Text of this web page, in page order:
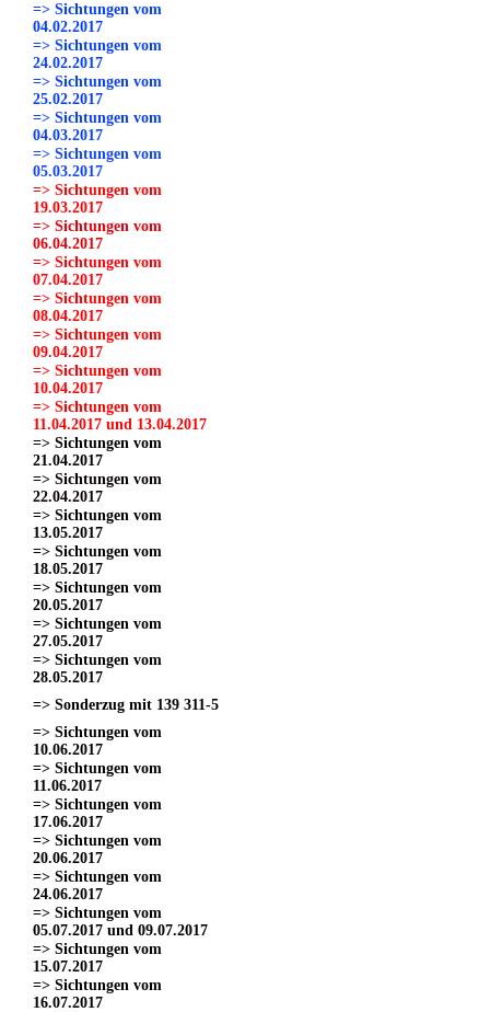
=> Sichtungen vom
04.02.2017
=> Sichtungen vom
24.02.2017
=> Sichtungen vom
25.02.2017
=> Sichtungen vom
04.03.2017
=> Sichtungen vom
05.03.2017
=> Sichtungen vom
19.03.2017
=> Sichtungen vom
06.04.2017
=> Sichtungen vom
07.04.2017
=> Sichtungen vom
08.04.2017
=> Sichtungen vom
09.04.2017
=> Sichtungen vom
10.04.2017
=> Sichtungen vom
11.04.2017 und 13.04.2017
=> Sichtungen vom
21.04.2017
=> Sichtungen vom
22.04.2017
=> Sichtungen vom
13.05.2017
=> Sichtungen vom
18.05.2017
=> Sichtungen vom
20.05.2017
=> Sichtungen vom
27.05.2017
=> Sichtungen vom
28.05.2017
=> Sonderzug mit 139 311-5
=> Sichtungen vom
10.06.2017
=> Sichtungen vom
11.06.2017
=> Sichtungen vom
17.06.2017
=> Sichtungen vom
20.06.2017
=> Sichtungen vom
24.06.2017
=> Sichtungen vom
05.07.2017 und 09.07.2017
=> Sichtungen vom
15.07.2017
=> Sichtungen vom
16.07.2017